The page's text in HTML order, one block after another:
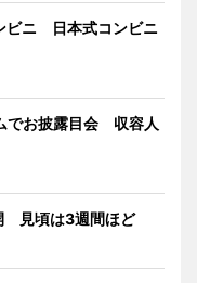
ビニ 日本式コンビニ
でお披露目会 収容人
見頃は3週間ほど